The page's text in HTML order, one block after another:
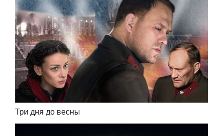
Три дня до весны